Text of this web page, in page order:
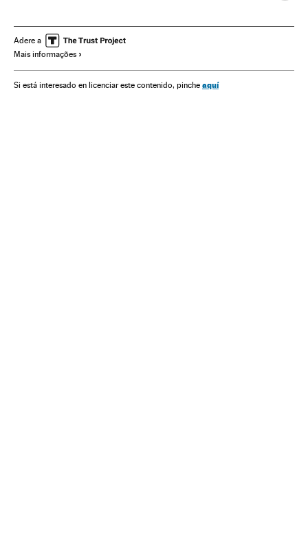
Emergencia sanitaria Enfermedades infecciosas
Asistencia sanitaria
Estados Unidos Pfizer
Adere a
Mais informações
Si está interesado en licenciar este contenido, pinche aquí